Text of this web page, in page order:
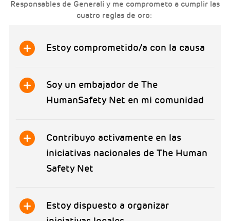
Responsables de Generali y me comprometo a cumplir las
cuatro reglas de oro:
Estoy comprometido/a con la causa
Soy un embajador de The
HumanSafety Net en mi comunidad
Contribuyo activamente en las
iniciativas nacionales de The Human
Safety Net
Estoy dispuesto a organizar